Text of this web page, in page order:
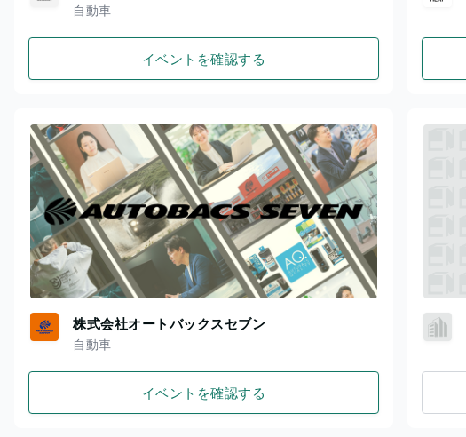
自動車
イベントを確認する
株式会社オートバックスセブン
自動車
イベントを確認する